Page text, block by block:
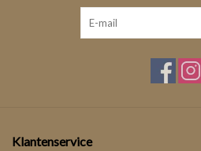
Klantenservice